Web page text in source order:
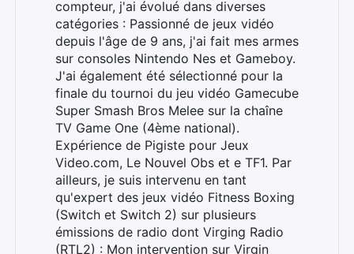
compteur, j'ai évolué dans diverses
catégories : Passionné de jeux vidéo
depuis l'âge de 9 ans, j'ai fait mes armes
sur consoles Nintendo Nes et Gameboy.
J'ai également été sélectionné pour la
finale du tournoi du jeu vidéo Gamecube
Super Smash Bros Melee sur la chaîne
TV Game One (4ème national).
Expérience de Pigiste pour Jeux
Video.com, Le Nouvel Obs et e TF1. Par
ailleurs, je suis intervenu en tant
qu'expert des jeux vidéo Fitness Boxing
(Switch et Switch 2) sur plusieurs
émissions de radio dont Virging Radio
(RTL2) : Mon intervention sur Virgin
Rechercher
: